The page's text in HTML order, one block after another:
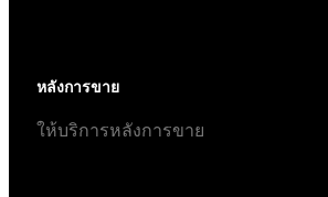
หลังการขาย
ให้บริการหลังการขาย